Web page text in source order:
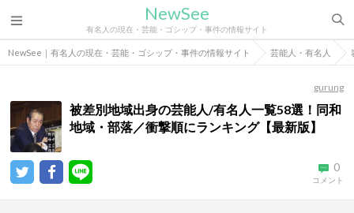
NewSee
有名人の現在・芸能・ゴシップ・事件の情報サイト
NewSee｜有名人の現在・芸能・ゴシップ・事件の情報サイト 芸能人・有名人
gurung
被差別地域出身の芸能人/有名人一覧58選！同和
地域・部落／衝撃順にランキング【最新版】
0
コメント